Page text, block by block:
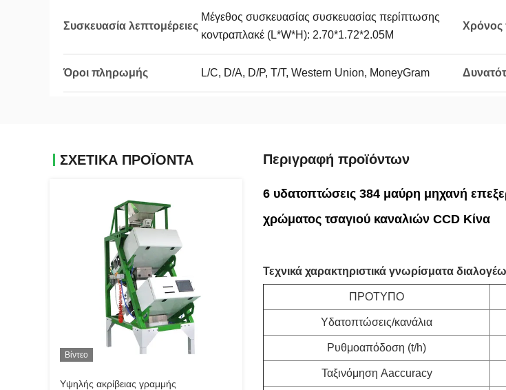
Συσκευασία λεπτομέρειες
Μέγεθος συσκευασίας συσκευασίας περίπτωσης
κοντραπλακέ (L*W*H): 2.70*1.72*2.05M
Όροι πληρωμής L/C, D/A, D/P, T/T, Western Union, MoneyGram
ΣΧΕΤΙΚΑ ΠΡΟΪΟΝΤΑ
Βίντεο
Υψηλής ακρίβειας γραμμής
Περιγραφή προϊόντων
6 υδατοπτώσεις 384 μαύρη μηχανή
χρώματος τσαγιού καναλιών CCD Κίνα
Τεχνικά χαρακτηριστικά γνωρίσματα
ΠΡΟΤΥΠΟ
Υδατοπτώσεις/κανάλια
Ρυθμοαπόδοση (t/h)
Ταξινόμηση Aaccuracy